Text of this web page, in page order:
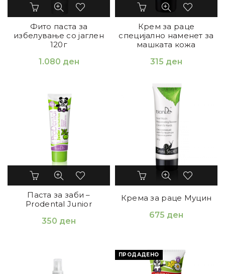
Фито паста за
избелување со јаглен
120г
1.080 ден
Крем за раце
специјално наменет за
машката кожа
315 ден
Паста за заби –
Prodental Junior
350 ден
Крема за раце Муцин
675 ден
ПРОДАДЕНО